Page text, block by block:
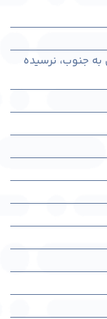
به جنوب، نرسیده